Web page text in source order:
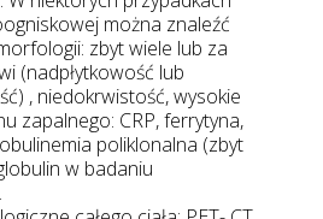
można znaleźć
zbyt wiele lub za
(nadpłytkowość lub
, niedokrwistość, wysokie
zapalnego: CRP, ferrytyna,
poliklonalna (zbyt
w badaniu